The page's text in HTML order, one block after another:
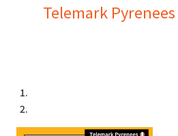
Telemark Pyrenees